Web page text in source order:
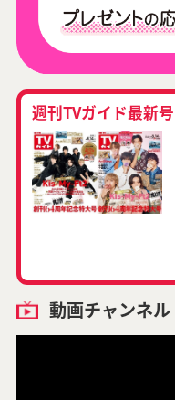
週刊TVガイド最新号
動画チャンネル